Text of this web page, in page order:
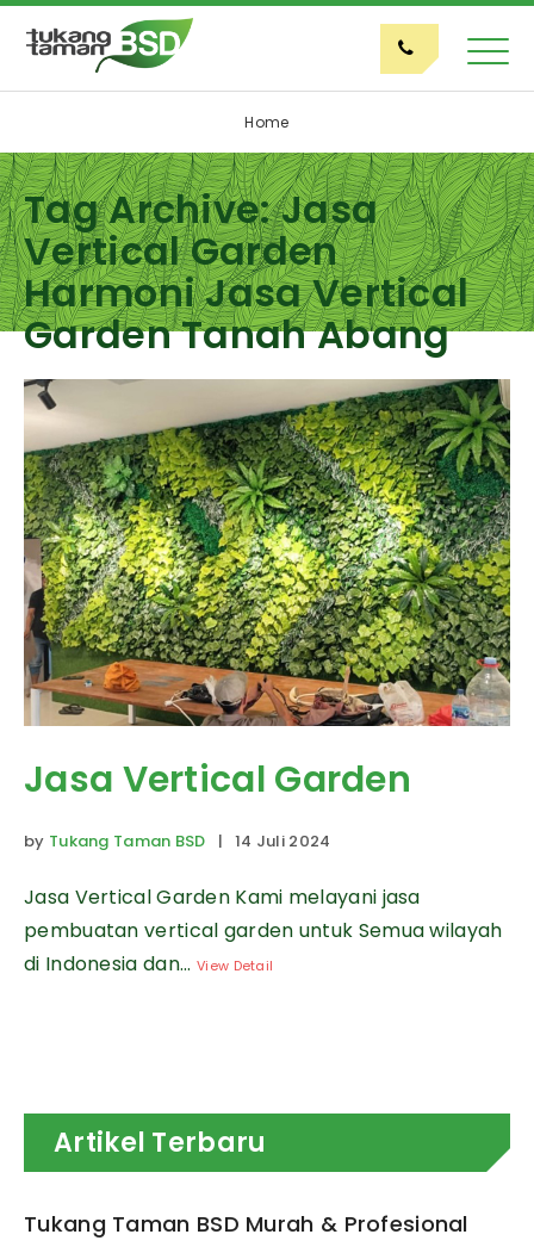
Home
Tag Archive: Jasa
Vertical Garden
Harmoni Jasa Vertical
Garden Tanah Abang
Jasa Vertical Garden
by Tukang Taman BSD | 14 Juli 2024
Jasa Vertical Garden Kami melayani jasa
pembuatan vertical garden untuk Semua wilayah
di Indonesia dan...View Detail
Artikel Terbaru
Tukang Taman BSD Murah & Profesional